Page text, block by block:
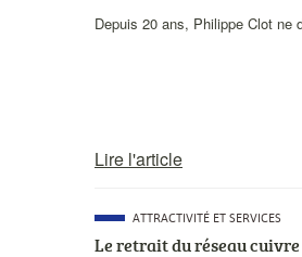
courte
Depuis 20 ans, Philippe Clot
Lire l'article
CATÉGORIE
PRINCIPALE
ATTRACTIVITÉ ET SERVICES
Le retrait du réseau cuivre